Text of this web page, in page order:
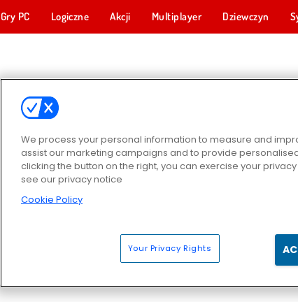
Gry PC Logiczne Akcji Multiplayer Dziewczyn
We process your personal information to measure and
assist our marketing campaigns and to provide
clicking the button on the right, you can exercise your
see our privacy notice
Cookie Policy
Your Privacy Rights